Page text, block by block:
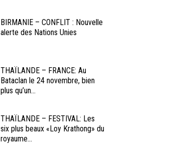
BIRMANIE – CONFLIT : Nouvelle
alerte des Nations Unies
THAÏLANDE – FRANCE: Au
Bataclan le 24 novembre, bien
plus qu’un...
THAÏLANDE – FESTIVAL: Les
six plus beaux «Loy Krathong» du
royaume...